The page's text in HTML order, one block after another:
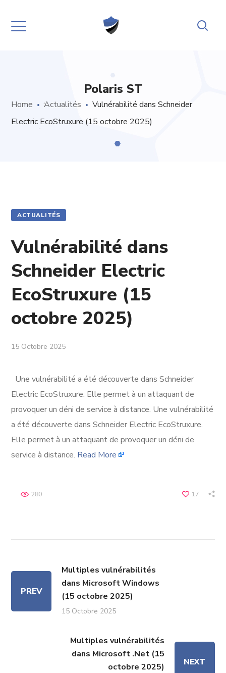
Polaris ST
Home Actualités
Vulnérabilité dans Schneider
Electric EcoStruxure (15 octobre 2025)
ACTUALITÉS
Vulnérabilité dans
Schneider Electric
EcoStruxure (15
octobre 2025)
15 Octobre 2025
Une vulnérabilité a été découverte dans Schneider
Electric EcoStruxure. Elle permet à un attaquant de
provoquer un déni de service à distance. Une vulnérabilité
a été découverte dans Schneider Electric EcoStruxure.
Elle permet à un attaquant de provoquer un déni de
service à distance. Read More
17
280
PREV
Multiples vulnérabilités
dans Microsoft Windows
(15 octobre 2025)
15 Octobre 2025
Multiples vulnérabilités
dans Microsoft .Net (15
octobre 2025)
NEXT